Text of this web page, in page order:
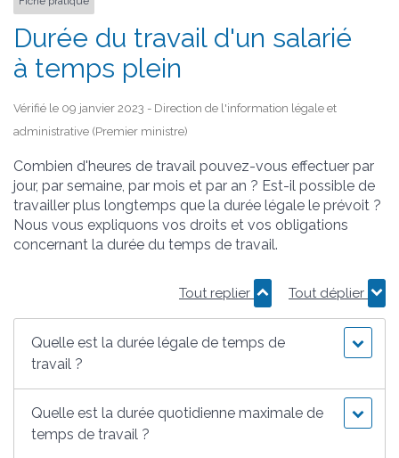
Durée du travail d'un salarié
à temps plein
Vérifié le 09 janvier 2023 - Direction de l'information légale et
administrative (Premier ministre)
Combien d'heures de travail pouvez-vous effectuer par
jour, par semaine, par mois et par an ? Est-il possible de
travailler plus longtemps que la durée légale le prévoit ?
Nous vous expliquons vos droits et vos obligations
concernant la durée du temps de travail.
Tout replier Tout déplier
Quelle est la durée légale de temps de
travail ?
Quelle est la durée quotidienne maximale de
temps de travail ?